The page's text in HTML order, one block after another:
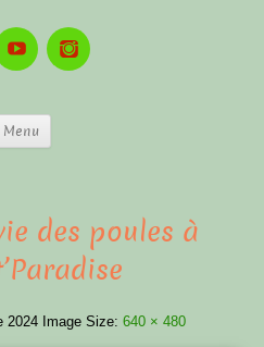
Menu
des poules à
2024 Image Size: 640 × 480